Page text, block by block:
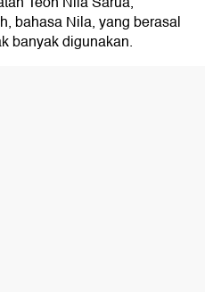
bahasa Nila, yang berasal
banyak digunakan.